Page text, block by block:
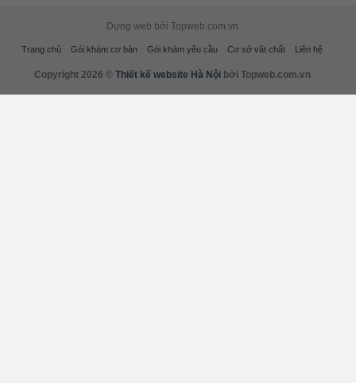
Dựng web bởi Topweb.com.vn
Trang chủ Gói khám cơ bản Gói khám yêu cầu Cơ sở vật chất Liên hệ
Copyright 2026 © Thiết kế website Hà Nộibởi Topweb.com.vn